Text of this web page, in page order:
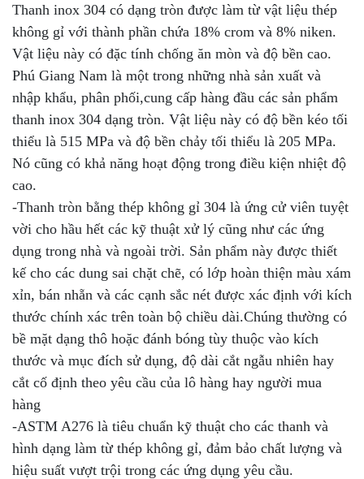
Thanh inox 304 có dạng tròn được làm từ vật liệu thép
không gỉ với thành phần chứa 18% crom và 8% niken.
Vật liệu này có đặc tính chống ăn mòn và độ bền cao.
Phú Giang Nam là một trong những nhà sản xuất và
nhập khẩu, phân phối,cung cấp hàng đầu các sản phẩm
thanh inox 304 dạng tròn. Vật liệu này có độ bền kéo tối
thiểu là 515 MPa và độ bền chảy tối thiểu là 205 MPa.
Nó cũng có khả năng hoạt động trong điều kiện nhiệt độ
cao.
-Thanh tròn bằng thép không gỉ 304 là ứng cử viên tuyệt
vời cho hầu hết các kỹ thuật xử lý cũng như các ứng
dụng trong nhà và ngoài trời. Sản phẩm này được thiết
kế cho các dung sai chặt chẽ, có lớp hoàn thiện màu xám
xỉn, bán nhẵn và các cạnh sắc nét được xác định với kích
thước chính xác trên toàn bộ chiều dài.Chúng thường có
bề mặt dạng thô hoặc đánh bóng tùy thuộc vào kích
thước và mục đích sử dụng, độ dài cắt ngẫu nhiên hay
cắt cố định theo yêu cầu của lô hàng hay người mua
hàng
-ASTM A276 là tiêu chuẩn kỹ thuật cho các thanh và
hình dạng làm từ thép không gỉ, đảm bảo chất lượng và
hiệu suất vượt trội trong các ứng dụng yêu cầu.